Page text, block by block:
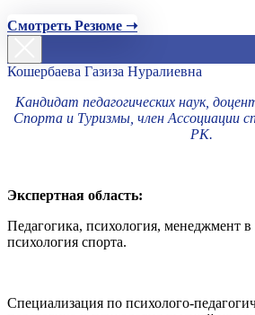
Смотреть Резюме ➝
Кошербаева Газиза Нуралиевна
Кандидат педагогических наук,
Спорта и Туризмы, член Ассоциации
РК.
Экспертная область:
Педагогика, психология, менеджмент в
психология спорта.
Специализация по психолого-